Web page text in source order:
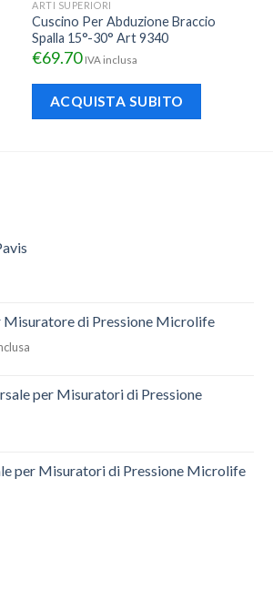
ARTI SUPERIORI
Cuscino Per Abduzione Braccio
Spalla 15°-30° Art 9340
€69.70 IVA inclusa
ACQUISTA SUBITO
di Pressione Microlife
per Misuratori di Pressione
per Misuratori di Pressione Microlife